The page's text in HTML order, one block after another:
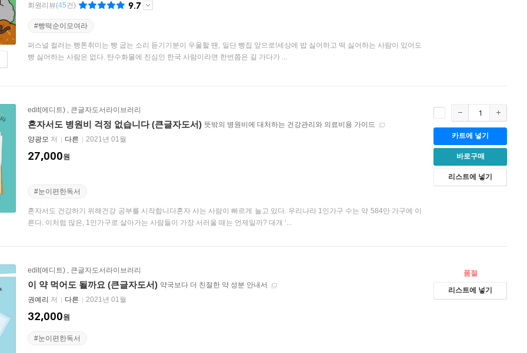
회원리뷰(45건) 9.7
#빵떡순이모여라
퍼스널 컬러는 빵톤취미는 빵 굽는 소리 듣기기분이 우울할 땐, 일단 빵집 앞으로!세상에 밥 싫어하고 떡 싫어하는 사람이 있어도
빵 싫어하는 사람은 없다. 탄수화물에 진심인 한국 사람이라면 한번쯤은 길 가다가 ...
edit(에디트) , 큰글자도서라이브러리
혼자서도 병원비 걱정 없습니다 (큰글자도서) 뜻밖의 병원비에 대처하는 건강관리와 의료비용 가이드
양광모 저 다른 2021년 01월
27,000원
#눈이편한독서
혼자서도 건강하기 위해건강 공부를 시작합니다혼자 사는 사람이 빠르게 늘고 있다. 우리나라 1인가구 수는 약 584만 가구에 이
른다. 이처럼 많은, 1인가구로 살아가는 사람들이 가장 서러울 때는 언제일까? 대개 ‘...
카트에 넣기
바로구매
리스트에 넣기
edit(에디트) , 큰글자도서라이브러리
이 약 먹어도 될까요 (큰글자도서) 약국보다 더 친절한 약 성분 안내서
권예리 저 다른 2021년 01월
32,000원
#눈이편한독서
품절
리스트에 넣기